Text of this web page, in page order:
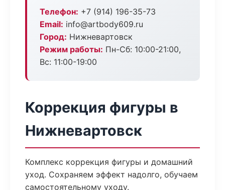
Телефон: +7 (914) 196-35-73
Email: info@artbody609.ru
Город: Нижневартовск
Режим работы: Пн-Сб: 10:00-21:00,
Вс: 11:00-19:00
Коррекция фигуры в
Нижневартовск
Комплекс коррекция фигуры и домашний
уход. Сохраняем эффект надолго, обучаем
самостоятельному уходу.